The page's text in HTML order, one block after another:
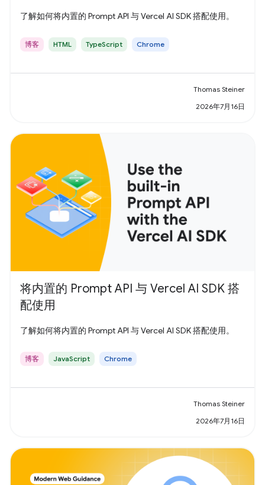
了解如何将内置的 Prompt API 与 Vercel AI SDK 搭配使用。
博客 HTML TypeScript Chrome
Thomas Steiner
2026年7月16日
将内置的 Prompt API 与 Vercel AI SDK 搭
配使用
了解如何将内置的 Prompt API 与 Vercel AI SDK 搭配使用。
博客 JavaScript Chrome
Thomas Steiner
2026年7月16日